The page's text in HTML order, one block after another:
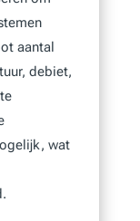
aantal
debiet,
wat